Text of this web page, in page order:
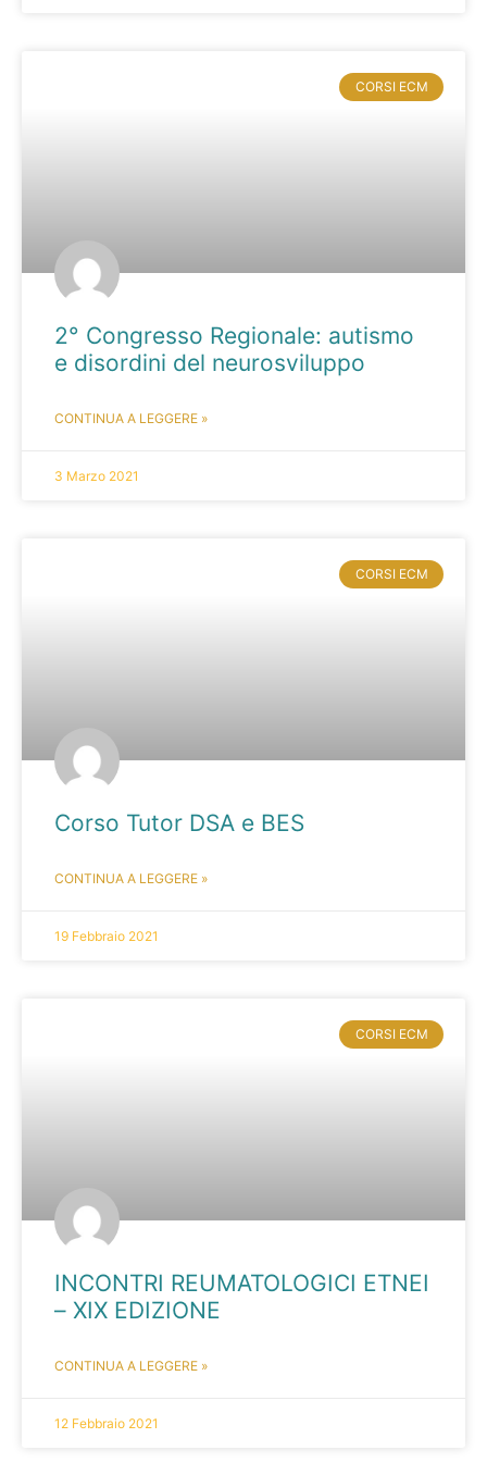
CORSI ECM
2° Congresso Regionale: autismo
e disordini del neurosviluppo
CONTINUA A LEGGERE »
3 Marzo 2021
CORSI ECM
Corso Tutor DSA e BES
CONTINUA A LEGGERE »
19 Febbraio 2021
CORSI ECM
INCONTRI REUMATOLOGICI ETNEI
– XIX EDIZIONE
CONTINUA A LEGGERE »
12 Febbraio 2021